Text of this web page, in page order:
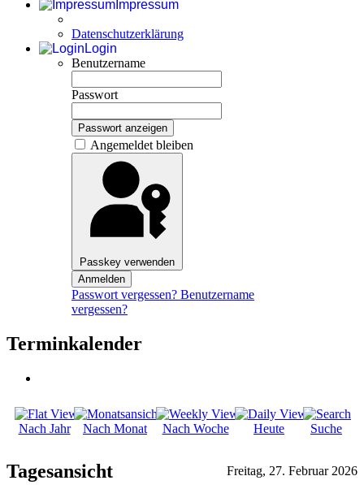
Impressum
Datenschutzerklärung
Login
Benutzername
Passwort
Passwort anzeigen
Angemeldet bleiben
Passkey verwenden
Anmelden
Passwort vergessen? Benutzername
vergessen?
Terminkalender
Nach Jahr Nach Monat Nach Woche Heute Suche
Tagesansicht Freitag, 27. Februar 2026